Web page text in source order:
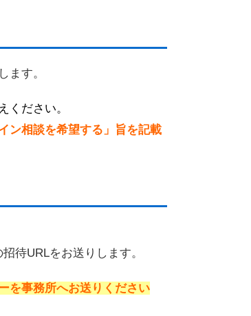
ます。
ください。
ン相談を希望する」旨を記載
待URLをお送りします。
を事務所へお送りください